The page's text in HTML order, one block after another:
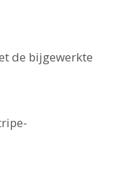
de bijgewerkte